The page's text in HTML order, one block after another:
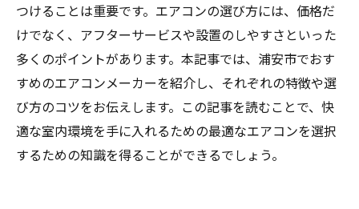
つけることは重要です。エアコンの選び方には、価格だ
けでなく、アフターサービスや設置のしやすさといった
多くのポイントがあります。本記事では、浦安市でおす
すめのエアコンメーカーを紹介し、それぞれの特徴や選
び方のコツをお伝えします。この記事を読むことで、快
適な室内環境を手に入れるための最適なエアコンを選択
するための知識を得ることができるでしょう。